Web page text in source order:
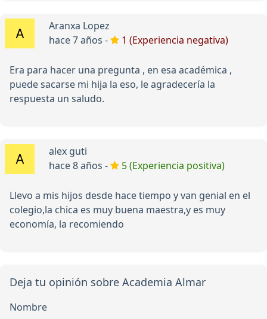
Aranxa Lopez
hace 7 años -
1 (Experiencia negativa)
Era para hacer una pregunta , en esa académica ,
puede sacarse mi hija la eso, le agradecería la
respuesta un saludo.
alex guti
hace 8 años -
5 (Experiencia positiva)
Llevo a mis hijos desde hace tiempo y van genial en el
colegio,la chica es muy buena maestra,y es muy
economía, la recomiendo
Deja tu opinión sobre Academia Almar
Nombre